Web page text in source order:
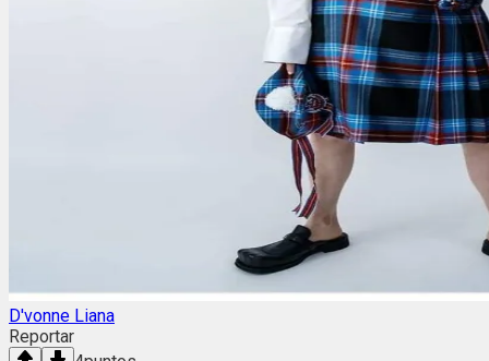
D'vonne Liana
Reportar